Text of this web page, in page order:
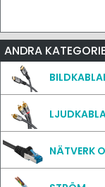
ANDRA
NÄTVERK